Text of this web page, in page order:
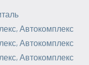
Автокомплекс
Автокомплекс
Автокомплекс